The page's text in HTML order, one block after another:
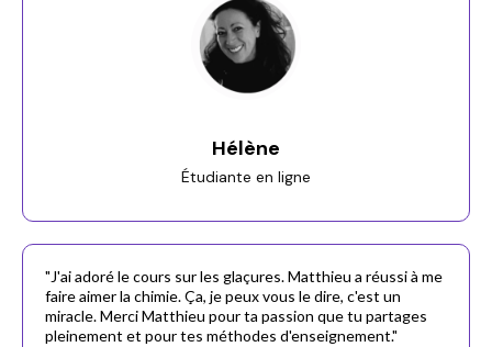
Hélène
Étudiante en ligne
"J'ai adoré le cours sur les glaçures. Matthieu a réussi à me
faire aimer la chimie. Ça, je peux vous le dire, c'est un
miracle. Merci Matthieu pour ta passion que tu partages
pleinement et pour tes méthodes d'enseignement."